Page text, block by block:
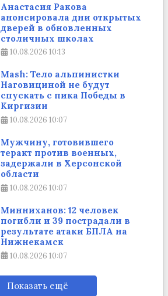
Анастасия Ракова
анонсировала дни открытых
дверей в обновленных
столичных школах
10.08.2026 10:13
Mash: Тело альпинистки
Наговициной не будут
спускать с пика Победы в
Киргизии
10.08.2026 10:07
Мужчину, готовившего
теракт против военных,
задержали в Херсонской
области
10.08.2026 10:07
Минниханов: 12 человек
погибли и 39 пострадали в
результате атаки БПЛА на
Нижнекамск
10.08.2026 10:07
Показать ещё